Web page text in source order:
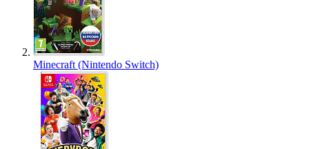
Minecraft (Nintendo Switch)